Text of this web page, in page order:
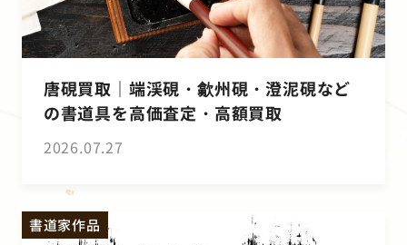
唐硯買取｜端渓硯・歙州硯・澄泥硯など
の書道具を高価査定・高額買取
2026.07.27
書道家作品